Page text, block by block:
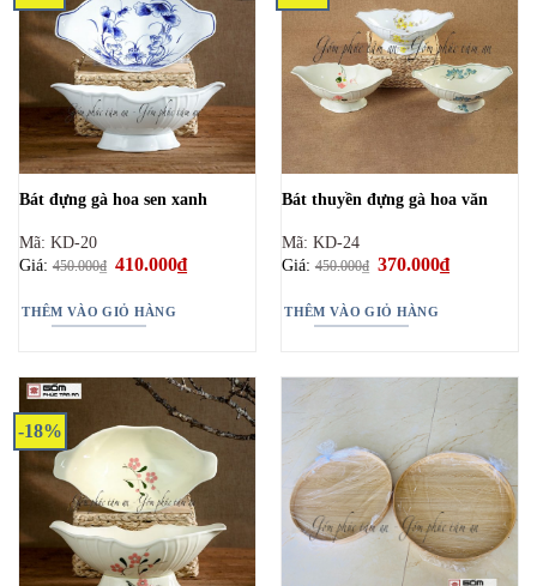
Bát đựng gà hoa sen xanh
Mã: KD-20
Giá:450.000₫ Giá
450.000₫.
410.000₫Giá
hiện
THÊM VÀO GIỎ HÀNG
Bát thuyền đựng gà hoa văn
Mã: KD-24
Giá:450.000₫ Giá
450.000₫.
370.000₫Giá
hiện
THÊM VÀO GIỎ HÀNG
-18%